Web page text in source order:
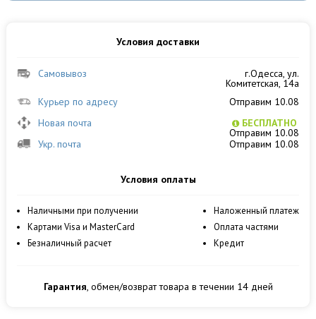
Условия доставки
Самовывоз г.Одесса, ул.
Комитетская, 14а
Курьер по адресу
Отправим 10.08
Новая почта
БЕСПЛАТНО
Отправим 10.08
Укр. почта
Отправим 10.08
Условия оплаты
Наличными при получении
Картами Visa и MasterCard
Безналичный расчет
Наложенный платеж
Оплата частями
Кредит
Гарантия, обмен/возврат товара в течении 14 дней